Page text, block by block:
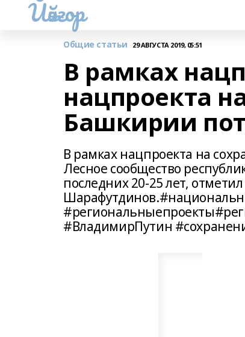
Йәйғор
Общие статьи 29 АВГУСТА 2019, 05:51
В рамках
нацпроекта
Башкирии
В рамках нацпроекта на
Лесное сообщество
последних 20-25 лет,
#ВладимирПутин